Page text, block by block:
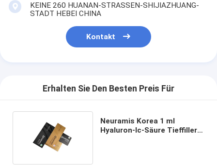
KEINE 260 HUANAN-STRASSEN-SHIJIAZHUANG-
STADT HEBEI CHINA
Kontakt
Erhalten Sie Den Besten Preis Für
Neuramis Korea 1 ml
Hyaluron-Ic-Säure Tieffiller